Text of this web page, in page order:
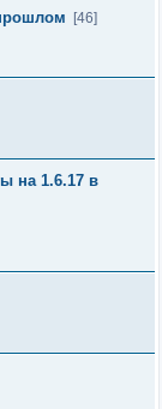
[46]
на 1.6.17 в